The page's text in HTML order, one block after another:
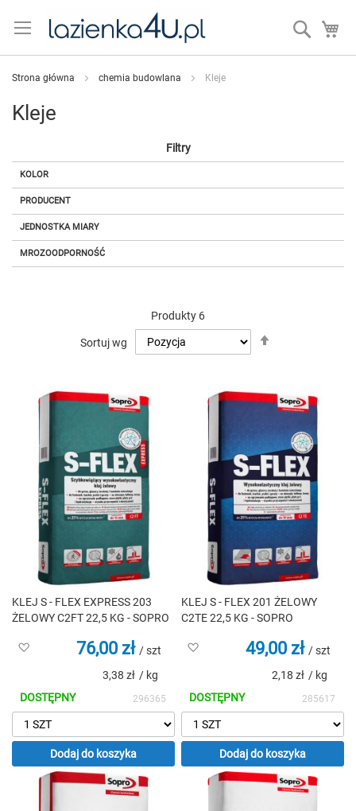
do
Search
Strona główna chemia budowlana Kleje
Kleje
Produkty 6
Sortuj wg
KLEJ S - FLEX EXPRESS 203
ŻELOWY C2FT 22,5 KG - SOPRO
życzeń
76,00 zł / szt
3,38 zł / kg
DOSTĘPNY
296365
Dodaj do koszyka
KLEJ S - FLEX 201 ŻELOWY
C2TE 22,5 KG - SOPRO
życzeń
49,00 zł / szt
2,18 zł / kg
DOSTĘPNY
285617
Dodaj do koszyka
Filtry
KOLOR
PRODUCENT
JEDNOSTKA MIARY
MROZOODPORNOŚĆ